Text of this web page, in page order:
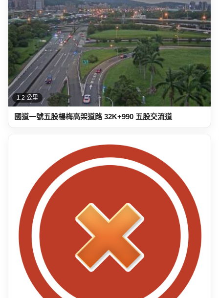
1.2 公里
國道一號五股楊梅高架道路 32K+990 五股交流道